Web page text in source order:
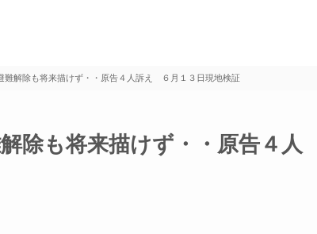
解除も将来描けず・・原告４人訴え ６月１３日現地検証
も将来描けず・・原告４人